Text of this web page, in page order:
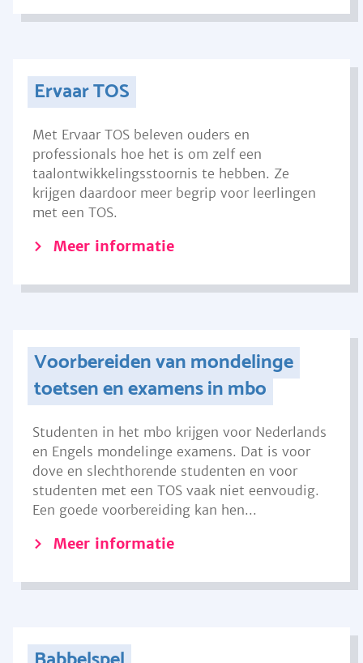
Ervaar TOS
Met Ervaar TOS beleven ouders en
professionals hoe het is om zelf een
taalontwikkelingsstoornis te hebben. Ze
krijgen daardoor meer begrip voor leerlingen
met een TOS.
Meer informatie
Voorbereiden van mondelinge
toetsen en examens in mbo
Studenten in het mbo krijgen voor Nederlands
en Engels mondelinge examens. Dat is voor
dove en slechthorende studenten en voor
studenten met een TOS vaak niet eenvoudig.
Een goede voorbereiding kan hen...
Meer informatie